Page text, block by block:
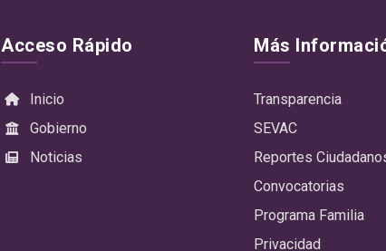
Acceso Rápido
Inicio
Gobierno
Noticias
Más
Transparencia
SEVAC
Reportes
Convocatorias
Programa Familia
Privacidad